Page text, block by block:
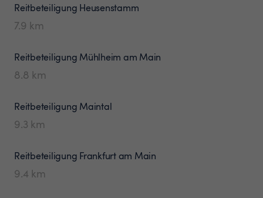
Reitbeteiligung Heusenstamm
7.9 km
Reitbeteiligung Mühlheim am Main
8.8 km
Reitbeteiligung Maintal
9.3 km
Reitbeteiligung Frankfurt am Main
9.4 km